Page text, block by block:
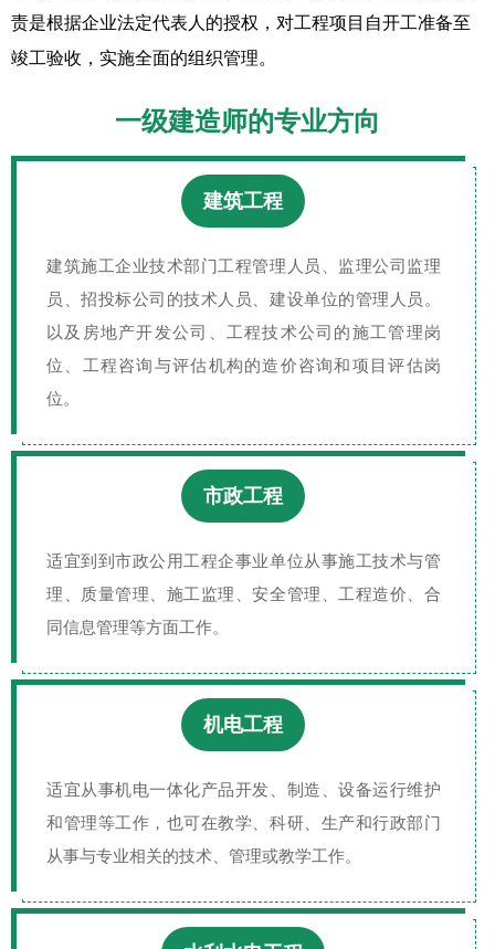
责是根据企业法定代表人的授权，对工程项目自开工准备至
竣工验收，实施全面的组织管理。
一级建造师的专业方向
建筑工程
建筑施工企业技术部门工程管理人员、监理公司监理
员、招投标公司的技术人员、建设单位的管理人员。
以及房地产开发公司、工程技术公司的施工管理岗
位、工程咨询与评估机构的造价咨询和项目评估岗
位。
市政工程
适宜到到市政公用工程企事业单位从事施工技术与管
理、质量管理、施工监理、安全管理、工程造价、合
同信息管理等方面工作。
机电工程
适宜从事机电一体化产品开发、制造、设备运行维护
和管理等工作，也可在教学、科研、生产和行政部门
从事与专业相关的技术、管理或教学工作。